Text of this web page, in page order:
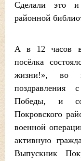
Сделали это
районной
А в 12 часов в
посёлка
жизни!», во
поздравления
Победы, и
Покровского
военной
активную
Выпускник